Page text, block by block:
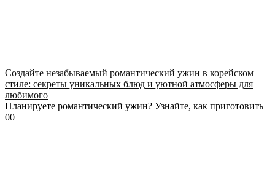
Создайте незабываемый романтический ужин в корейском
стиле: секреты уникальных блюд и уютной атмосферы для
любимого
Планируете романтический ужин? Узнайте, как приготовить
00